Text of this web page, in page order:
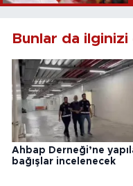
Bunlar da
Ahbap Derneği’ne
bağışlar incelenecek